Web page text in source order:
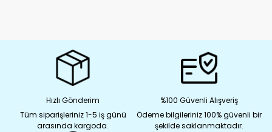
Hızlı Gönderim
Tüm siparişleriniz 1-5 iş günü
arasında kargoda.
%100 Güvenli Alışveriş
Ödeme bilgileriniz 100% güvenli bir
şekilde saklanmaktadır.